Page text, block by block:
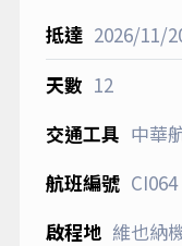
2026/11/
12
中華
CI064
維也納